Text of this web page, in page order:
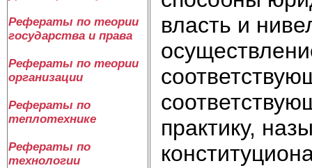
Рефераты по теории
государства и права
Рефераты по теории
организации
Рефераты по
теплотехнике
Рефераты по
технологии
власть и
практику,